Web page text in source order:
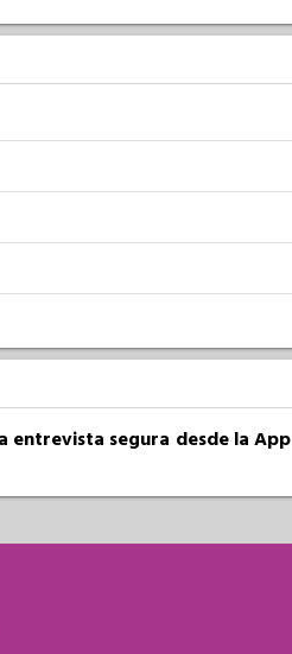
entrevista segura desde la App